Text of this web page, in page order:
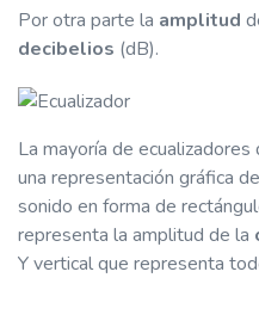
Por otra parte la amplitud
decibelios (dB).
La mayoría de
una representación gráfica
sonido en forma de
representa la amplitud de la
Y vertical que representa